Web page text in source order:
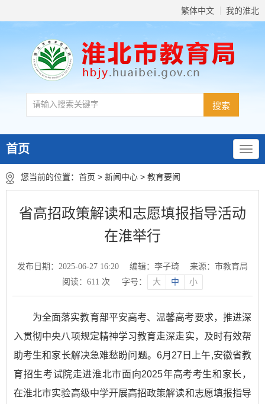
繁体中文 我的淮北
首页
您当前的位置： 首页 > 新闻中心 > 教育要闻
省高招政策解读和志愿填报指导活动
在淮举行
发布日期：2025-06-27 16:20 编辑：李子琦
来源：市教育局
阅读： 611 次 字号： 大 中 小
为全面落实教育部平安高考、温馨高考要求，推进深
入贯彻中央八项规定精神学习教育走深走实，及时有效帮
助考生和家长解决急难愁盼问题。6月27日上午,安徽省教
育招生考试院走进淮北市面向2025年高考考生和家长，
在淮北市实验高级中学开展高招政策解读和志愿填报指导